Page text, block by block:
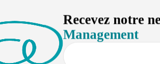
Recevez notre
Management